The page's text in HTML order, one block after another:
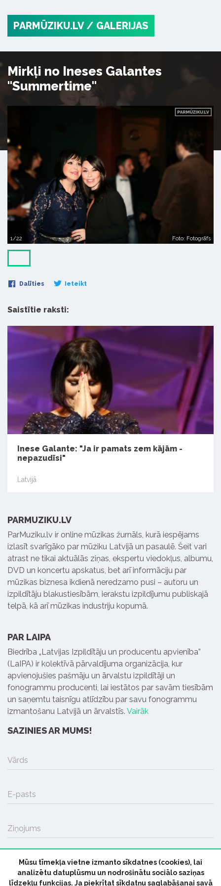
PARMŪZIKU.LV / GALERIJAS
Mirkļi no Ineses Galantes
"Summertime"
1/22 Foto: Fotogrāfs
Dalīties Ieteikt
Saistītie raksti:
Inese Galante: "Ja ir pamats zem kājām -
nepazudīsi"
Latvijā
PARMUZIKU.LV
ParMuziku.lv ir online mūzikas žurnāls, kurā iespējams
izlasīt svarīgāko par mūziku Latvijā un pasaulē. Šeit vari
atrast ne tikai aktuālās ziņas, ekspertu viedokļus, albumu,
DVD un koncertu apskatus, bet arī informāciju par
mūzikas biznesa ikdienā neredzamo pusi – autoru un
izpildītāju blakustiesībām, ierakstu izpildījumu publiskajā
telpā, kā arī mūzikas industriju kopumā.
PAR LAIPA
Biedrība „Latvijas Izpildītāju un producentu apvienība”
(LaIPA) ir kolektīvā pārvaldījuma organizācija, kur
apvienojušies pašmāju un ārvalstu izpildītāji un
fonogrammu producenti, lai iestātos par savām tiesībām
un saņemtu taisnīgu atlīdzību par savu fonogrammu
izmantošanu Latvijā un ārvalstīs. Vairāk
SAZINIES AR MUMS!
Vārds
E-pasts
Ziņojums
SŪTĪT
Mūsu tīmekļa vietne izmanto sīkdatnes (cookies), lai
analizētu datuplūsmu un nodrošinātu sociālo saziņas
līdzekļu funkcijas. Ja piekrītat sīkdatņu saglabāšanai savā